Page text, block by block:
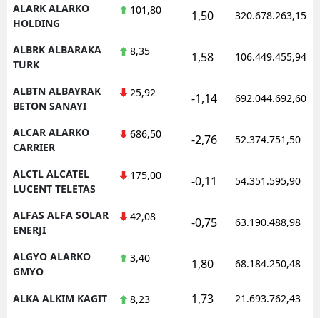
ALARK ALARKO
HOLDING
101,80 1,50 320.678.263,15
ALBRK ALBARAKA
TURK
8,35 1,58 106.449.455,94
ALBTN ALBAYRAK
BETON SANAYI
25,92 -1,14 692.044.692,60
ALCAR ALARKO
CARRIER
686,50 -2,76 52.374.751,50
ALCTL ALCATEL
LUCENT TELETAS
175,00 -0,11 54.351.595,90
ALFAS ALFA SOLAR
ENERJI
42,08 -0,75 63.190.488,98
ALGYO ALARKO
GMYO
3,40 1,80 68.184.250,48
ALKA ALKIM KAGIT 8,23 1,73 21.693.762,43